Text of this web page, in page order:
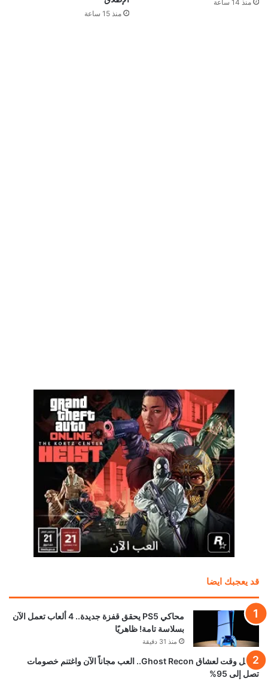
منذ 14 ساعة
منذ 15 ساعة
قد يعجبك ايضا
محاكي PS5 يحقق قفزة جديدة.. 4 ألعاب تعمل الآن
بسلاسة تامة! ظاهريًا
منذ 31 دقيقة
أفضل وقت لعشاق Ghost Recon.. العب مجاناً الآن واغتنم خصومات
تصل إلى 95%